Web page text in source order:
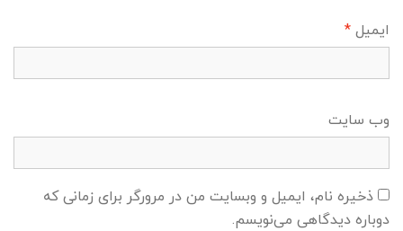
ایمیل *
وب‌ سایت
ذخیره نام، ایمیل و وبسایت من در مرورگر برای زمانی که
دوباره دیدگاهی می‌نویسم.